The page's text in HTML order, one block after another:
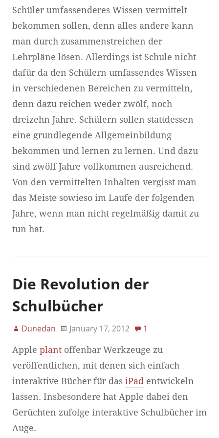
Schüler umfassenderes Wissen vermittelt
bekommen sollen, denn alles andere kann
man durch zusammenstreichen der
Lehrpläne lösen. Allerdings ist Schule nicht
dafür da den Schülern umfassendes Wissen
in verschiedenen Bereichen zu vermitteln,
denn dazu reichen weder zwölf, noch
dreizehn Jahre. Schülern sollen stattdessen
eine grundlegende Allgemeinbildung
bekommen und lernen zu lernen. Und dazu
sind zwölf Jahre vollkommen ausreichend.
Von den vermittelten Inhalten vergisst man
das Meiste sowieso im Laufe der folgenden
Jahre, wenn man nicht regelmäßig damit zu
tun hat.
Die Revolution der
Schulbücher
Dunedan January 17, 2012 1
Apple plant offenbar Werkzeuge zu
veröffentlichen, mit denen sich einfach
interaktive Bücher für das iPad entwickeln
lassen. Insbesondere hat Apple dabei den
Gerüchten zufolge interaktive Schulbücher im
Auge.